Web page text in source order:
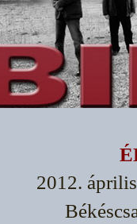
2012.